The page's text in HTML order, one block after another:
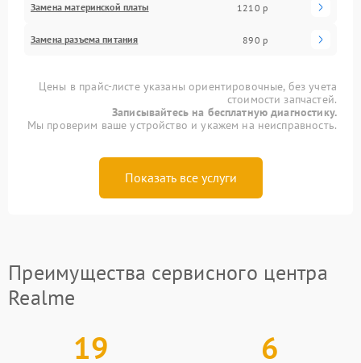
Замена материнской платы 1210 р
Замена разъема питания 890 р
Цены в прайс-листе указаны ориентировочные, без учета
стоимости запчастей.
Записывайтесь на бесплатную диагностику.
Мы проверим ваше устройство и укажем на неисправность.
Показать все услуги
Преимущества сервисного центра
Realme
19 6